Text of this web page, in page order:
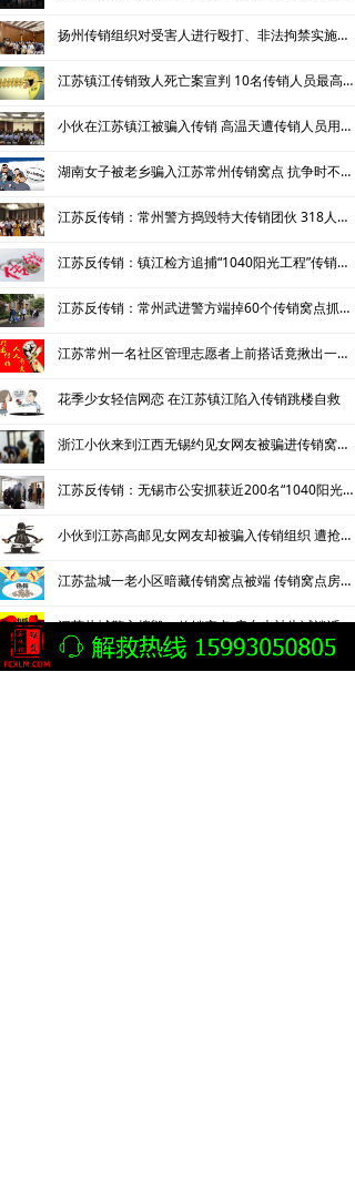
扬州传销组织对受害人进行殴打、非法拘禁实施抢劫 53人受审
江苏镇江传销致人死亡案宣判 10名传销人员最高被判无期徒刑
小伙在江苏镇江被骗入传销 高温天遭传销人员用多层棉被捂盖热死
湖南女子被老乡骗入江苏常州传销窝点 抗争时不小心捅死传销头目
江苏反传销：常州警方捣毁特大传销团伙 318人在生日宴会上被抓
江苏反传销：镇江检方追捕“1040阳光工程”传销组织头目
江苏反传销：常州武进警方端掉60个传销窝点抓获54名涉案嫌疑人
江苏常州一名社区管理志愿者上前搭话竟揪出一传销团伙
花季少女轻信网恋 在江苏镇江陷入传销跳楼自救
浙江小伙来到江西无锡约见女网友被骗进传销窝点干起传销
江苏反传销：无锡市公安抓获近200名“1040阳光工程”传销人员
小伙到江苏高邮见女网友却被骗入传销组织 遭抢劫14.8万元
江苏盐城一老小区暗藏传销窝点被端 传销窝点房东被告诫谈话
江苏盐城警方捣毁一传销窝点 房东也被告诫谈话
优秀民企南京中脉涉嫌传销：天价内衣销售要靠“拉人头”？